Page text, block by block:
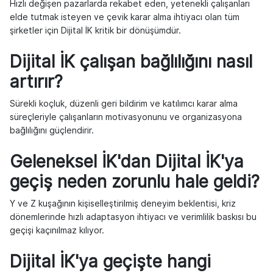
Hızlı değişen pazarlarda rekabet eden, yetenekli çalışanları
elde tutmak isteyen ve çevik karar alma ihtiyacı olan tüm
şirketler için Dijital İK kritik bir dönüşümdür.
Dijital İK çalışan bağlılığını nasıl
artırır?
Sürekli koçluk, düzenli geri bildirim ve katılımcı karar alma
süreçleriyle çalışanların motivasyonunu ve organizasyona
bağlılığını güçlendirir.
Geleneksel İK'dan Dijital İK'ya
geçiş neden zorunlu hale geldi?
Y ve Z kuşağının kişiselleştirilmiş deneyim beklentisi, kriz
dönemlerinde hızlı adaptasyon ihtiyacı ve verimlilik baskısı bu
geçişi kaçınılmaz kılıyor.
Dijital İK'ya geçişte hangi